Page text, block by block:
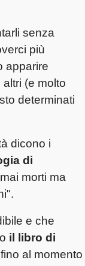
senza
più
apparire
(e molto
determinati
dicono i
di
morti ma
e che
il libro di
fino al momento